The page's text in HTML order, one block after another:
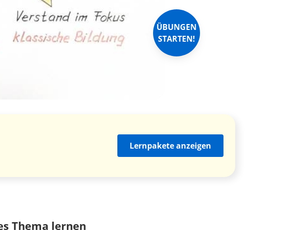
ÜBUNGEN
STARTEN!
Lernpakete anzeigen
Thema lernen